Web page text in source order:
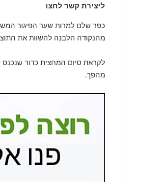
ליצירת קשר לחצו
כפר שלם למרות שער הפיגור
מהנקודה הלבנה להשוות את
מהפך.